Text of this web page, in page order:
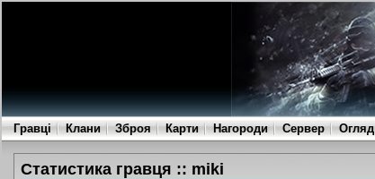
Гравці Клани Зброя Карти Нагороди Сервер Огляд
Статистика гравця :: miki